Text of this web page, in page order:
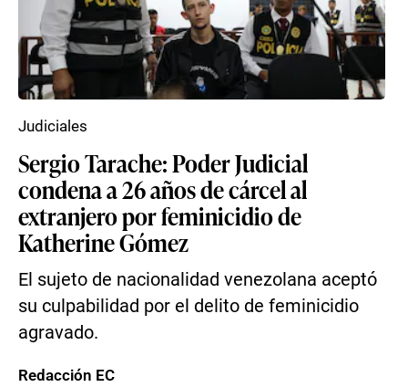
Sergio Tarache: Poder Judicial
condena a 26 años de cárcel al
extranjero por feminicidio de
Katherine Gómez
El sujeto de nacionalidad venezolana aceptó
su culpabilidad por el delito de feminicidio
agravado.
Judiciales
Redacción EC